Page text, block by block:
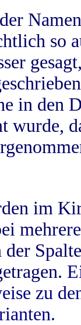
so
in
wurde,
im
zu